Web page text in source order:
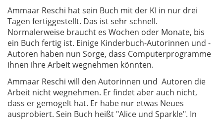
Ammaar Reschi hat sein Buch mit der KI in nur drei
Tagen fertiggestellt. Das ist sehr schnell.
Normalerweise braucht es Wochen oder Monate, bis
ein Buch fertig ist. Einige Kinderbuch-Autorinnen und -
Autoren haben nun Sorge, dass Computerprogramme
ihnen ihre Arbeit wegnehmen könnten.
Ammaar Reschi will den Autorinnen und Autoren die
Arbeit nicht wegnehmen. Er findet aber auch nicht,
dass er gemogelt hat. Er habe nur etwas Neues
ausprobiert. Sein Buch heißt "Alice und Sparkle". In